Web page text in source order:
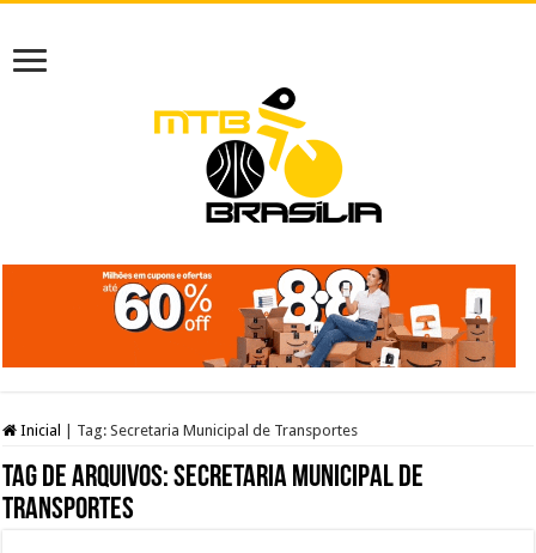
Inicial Tag:Secretaria Municipal de Transportes
Tag de arquivos:Secretaria Municipal de
Transportes